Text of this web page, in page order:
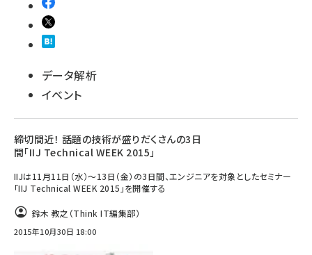
データ解析
イベント
締切間近！ 話題の技術が盛りだくさんの3日
間「IIJ Technical WEEK 2015」
IIJは11月11日（水）〜13日（金）の3日間、エンジニアを対象としたセミナー
「IIJ Technical WEEK 2015」を開催する
鈴木 教之（Think IT編集部）
2015年10月30日 18:00